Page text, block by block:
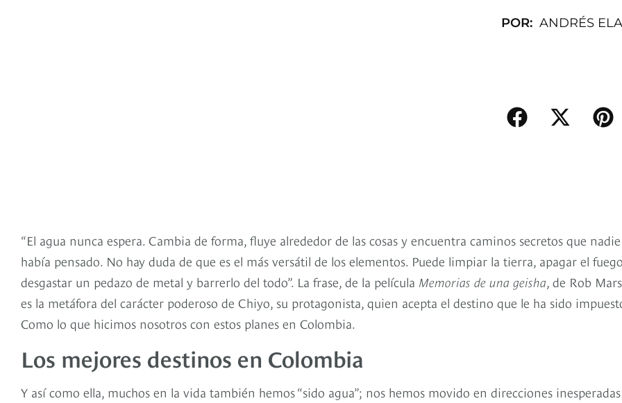
POR: ANDRÉS
“El agua nunca espera. Cambia de forma, fluye alrededor de las cosas y encuentra caminos secretos que nadie
había pensado. No hay duda de que es el más versátil de los elementos. Puede limpiar la tierra, apagar el
desgastar un pedazo de metal y barrerlo del todo”. La frase, de la película Memorias de una geisha, de Rob
es la metáfora del carácter poderoso de Chiyo, su protagonista, quien acepta el destino que le ha sido
Como lo que hicimos nosotros con estos planes en Colombia.
Los mejores destinos en Colombia
Y así como ella, muchos en la vida también hemos “sido agua”; nos hemos movido en direcciones inesperadas